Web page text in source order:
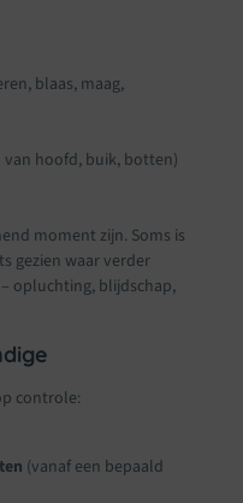
blaas, maag,
hoofd, buik, botten)
moment zijn. Soms is
gezien waar verder
opluchting, blijdschap,
controle:
(vanaf een bepaald